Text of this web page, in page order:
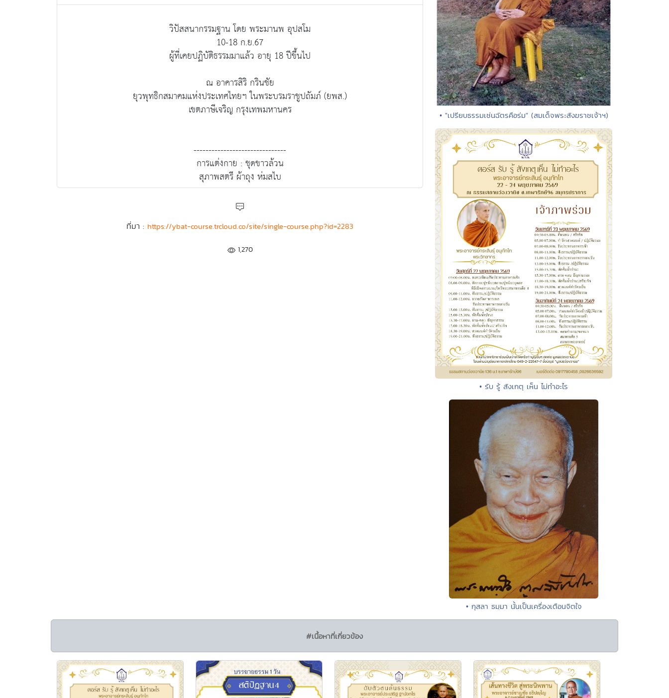
วิปัสสนากรรมฐาน โดย พระมานพ อุปสโม
10-18 ก.ย.67
ผู้ที่เคยปฏิบัติธรรมมาแล้ว อายุ 18 ปีขึ้นไป
ณ อาคารสิริ กรินชัย
ยุวพุทธิกสมาคมแห่งประเทศไทยฯ ในพระบรมราชูปถัมภ์ (ยพส.)
เขตภาษีเจริญ กรุงเทพมหานคร
-------------------------------
การแต่งกาย : ชุดขาวล้วน
สุภาพสตรี ผ้าถุง ห่มสไบ
ที่มา : https://ybat-course.trcloud.co/site/single-course.php?id=2283
1,270
• "เปรียบธรรมเช่นฉัตรคือร่ม" (สมเด็จพระสังฆราชเจ้าฯ)
• รับ รู้ สังเกตุ เห็น ไม่ทำอะไร
• กุสลา ธมฺมา นั้นเป็นเครื่องเตือนจิตใจ
#เนื้อหาที่เกี่ยวข้อง